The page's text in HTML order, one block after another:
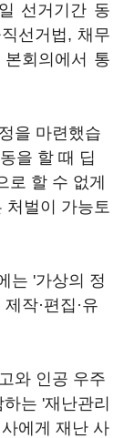
선거기간 동
선거법, 채무
회의에서 통
을 마련했습
을 할 때 딥
로 할 수 없게
처벌이 가능토
는 '가상의 정
작·편집·유
와 인공 우주
는 '재난관리
에게 재난 사